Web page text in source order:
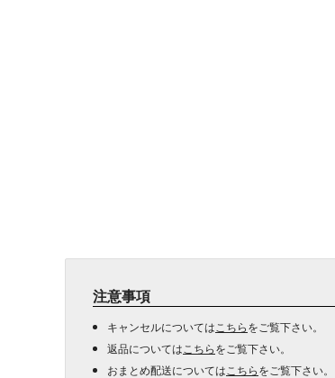
注意事項
キャンセルについては こちらをご覧下さい。
返品については こちらをご覧下さい。
おまとめ配送については こちらをご覧下さい。